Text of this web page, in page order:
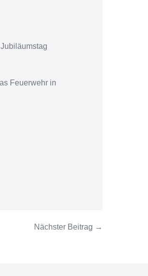
Feuerwehr in
Nächster Beitrag →